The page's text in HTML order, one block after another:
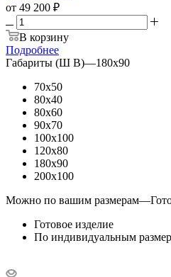
от 49 200 ₽
В корзину
Подробнее
Габариты (Ш В)—180x90
70x50
80x40
80x60
90x70
100x100
120x80
180x90
200x100
Можно по вашим размерам—
Готовое изделие
По индивидуальным